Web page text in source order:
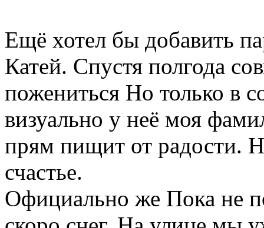
Ещё хотел бы добавить
Катей. Спустя полгода
пожениться Но только в
визуально у неё моя
прям пищит от радости.
счастье.
Официально же Пока не